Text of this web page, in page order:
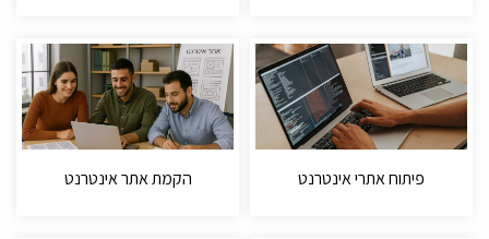
פיתוח אתרי אינטרנט הקמת אתר אינטרנט